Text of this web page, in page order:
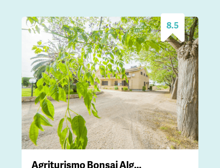
8.5
Agriturismo Bonsai Alg...